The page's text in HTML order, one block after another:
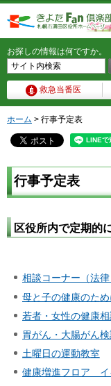
お探しの情報は何ですか。
救急当番医
ホーム > 行事予定表
行事予定表
区役所内で定期的
相談コーナー（法
母と子の健康のため
若者・女性の健康相
胃がん・大腸がん
土曜日の運動教室
健康増進フロア イ